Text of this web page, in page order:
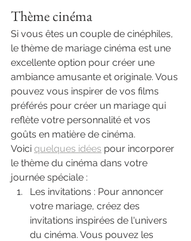
Thème cinéma
Si vous êtes un couple de cinéphiles,
le thème de mariage cinéma est une
excellente option pour créer une
ambiance amusante et originale. Vous
pouvez vous inspirer de vos films
préférés pour créer un mariage qui
reflète votre personnalité et vos
goûts en matière de cinéma.
Voici quelques idées pour incorporer
le thème du cinéma dans votre
journée spéciale :
Les invitations : Pour annoncer
votre mariage, créez des
invitations inspirées de l'univers
du cinéma. Vous pouvez les